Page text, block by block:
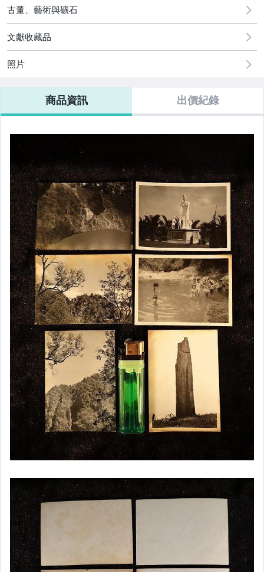
古董、藝術與礦石
文獻收藏品
照片
商品資訊 出價紀錄